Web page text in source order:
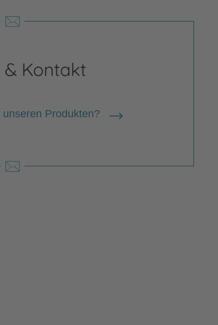
& Kontakt
Produkten?